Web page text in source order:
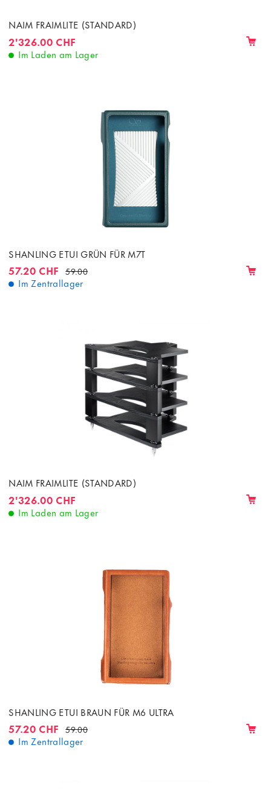
NAIM FRAIMLITE (STANDARD)
2'326.00 CHF
Im Laden am Lager
SHANLING ETUI GRÜN FÜR M7T
57.20 CHF 59.00
Im Zentrallager
NAIM FRAIMLITE (STANDARD)
2'326.00 CHF
Im Laden am Lager
SHANLING ETUI BRAUN FÜR M6 ULTRA
57.20 CHF 59.00
Im Zentrallager